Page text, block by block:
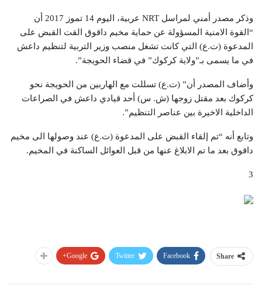
وذكر مصدر أمني لمراسل NRT عربية، اليوم 14 تموز 2017 أن
“القوة الامنية المسؤولة عن حماية مخيم داقوق القت القبض على
المدعوة (ت.ع) التي كانت تشغل منصب وزير التربية لتنظيم داعش
في ما يسمى بـ”ولاية كركوك” في قضاء الحويجة”.
وأضاف المصدر أن” (ت.ع) تسللت مع الهاربين من الحويجة نحو
كركوك بعد مقتل زوجها (ش. س) أحد قيادي داعش في الصراعات
الداخلية الاخيرة بين عناصر التنظيم”.
وتابع أنه “تم إلقاء القبض على المدعوة (ت.ع) عند وصولها الى مخيم
داقوق بعد ما تم الابلاغ عنها من قبل العوائل الساكنة في المخيم.
3
Share
Facebook
Twitter
Google+